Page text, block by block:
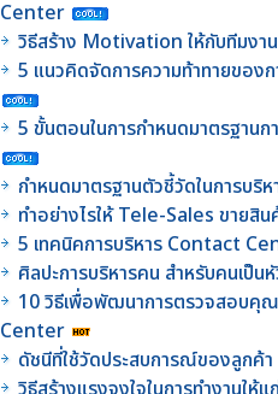
Center
วิธีสร้าง Motivation ให้กับทีมง
5 แนวคิดจัดการความท้าทายขอ
5 ขั้นตอนในการกำหนดมาตรฐา
กำหนดมาตรฐานตัวชี้วัดในการบริ
ทำอย่างไรให้ Tele-Sales ขายสิน
5 เทคนิคการบริหาร Contact
ศิลปะการบริหารคน สำหรับคนเป็น
10 วิธีเพื่อพัฒนาการตรวจสอบคุ
Center
ดัชนีที่ใช้วัดประสบการณ์ของลูกค้า